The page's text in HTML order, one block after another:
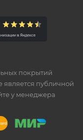
покрытий
публичной
у менеджера